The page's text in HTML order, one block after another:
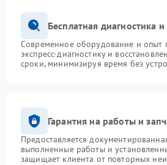
Бесплатная диагностика
Современное оборудование и опыт
экспресс-диагностику и
сроки, минимизируя время без
Гарантия на работы и
Предоставляется
выполненные работы и
защищает клиента от повторных